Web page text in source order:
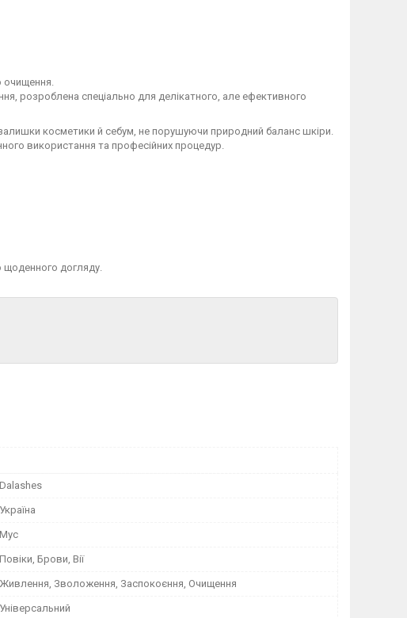
очищення.
розроблена спеціально для делікатного, але ефективного
залишки косметики й себум, не порушуючи природний баланс шкіри.
використання та професійних процедур.
щоденного догляду.
Dalashes
Україна
Мус
Повіки, Брови, Вії
Живлення, Зволоження, Заспокоєння, Очищення
Універсальний